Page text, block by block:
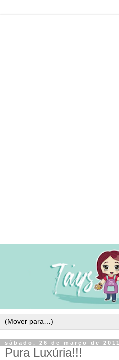
sábado, 26 de março de 2011
Pura Luxúria!!!